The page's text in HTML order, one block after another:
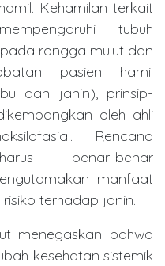
Kehamilan terkait
tubuh
rongga mulut dan
pasien hamil
dan janin), prinsip-
oleh ahli
Rencana
benar-benar
manfaat
terhadap janin.
menegaskan bahwa
kesehatan sistemik